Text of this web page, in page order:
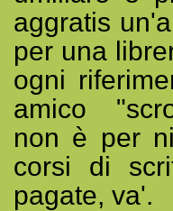
aggratis
per una
ogni
amico
non è per
corsi di
pagate, va'.